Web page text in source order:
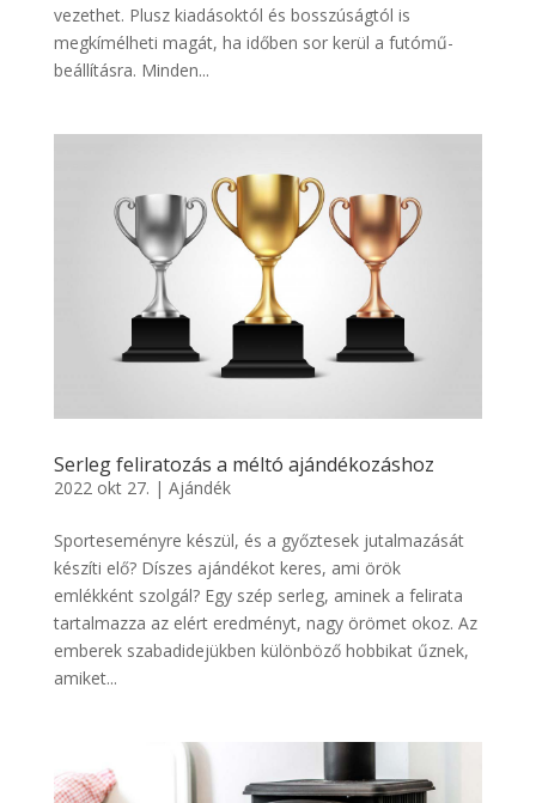
vezethet. Plusz kiadásoktól és bosszúságtól is
megkímélheti magát, ha időben sor kerül a futómű-
beállításra. Minden...
Serleg feliratozás a méltó ajándékozáshoz
2022 okt 27. | Ajándék
Sporteseményre készül, és a győztesek jutalmazását
készíti elő? Díszes ajándékot keres, ami örök
emlékként szolgál? Egy szép serleg, aminek a felirata
tartalmazza az elért eredményt, nagy örömet okoz. Az
emberek szabadidejükben különböző hobbikat űznek,
amiket...